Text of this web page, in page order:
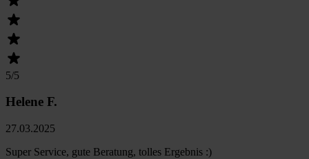
5/5
Helene F.
27.03.2025
Super Service, gute Beratung, tolles Ergebnis :)